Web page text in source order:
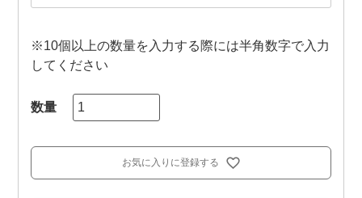
※10個以上の数量を入力する際には半角数字で入力
してください
お気に入りに登録する